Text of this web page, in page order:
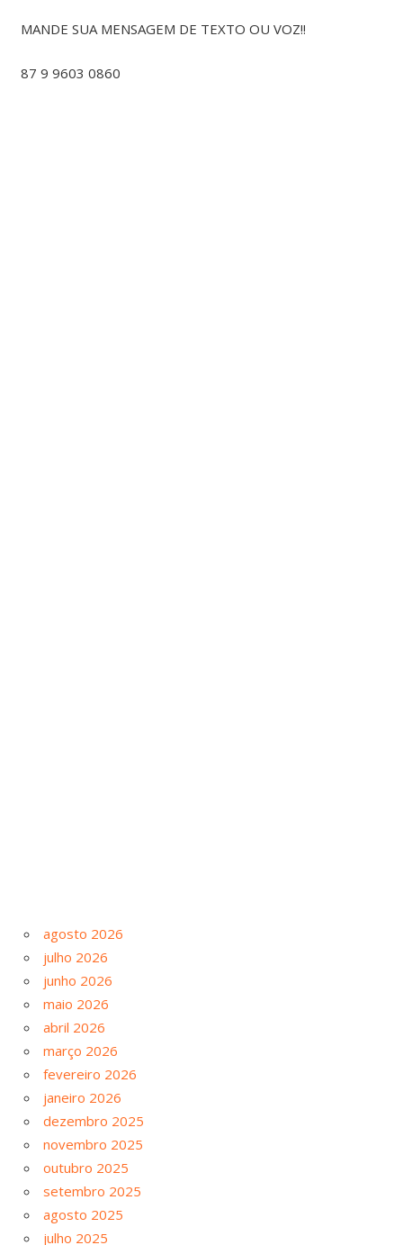
MANDE SUA MENSAGEM DE TEXTO OU VOZ!!
87 9 9603 0860
agosto 2026
julho 2026
junho 2026
maio 2026
abril 2026
março 2026
fevereiro 2026
janeiro 2026
dezembro 2025
novembro 2025
outubro 2025
setembro 2025
agosto 2025
julho 2025